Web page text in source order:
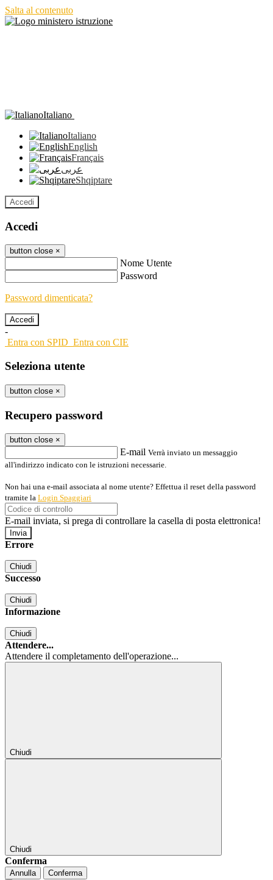
Salta al contenuto
Italiano
Italiano
English
Français
عربى
Shqiptare
Accedi
Accedi
button close ×
Nome Utente
Password
Password dimenticata?
-
Entra con SPID Entra con CIE
Seleziona utente
button close ×
Recupero password
button close ×
E-mail Verrà inviato un messaggio
all'indirizzo indicato con le istruzioni necessarie.
Non hai una e-mail associata al nome utente? Effettua il reset della password
tramite la Login Spaggiari
E-mail inviata, si prega di controllare la casella di posta elettronica!
Errore
Chiudi
Successo
Chiudi
Informazione
Chiudi
Attendere...
Attendere il completamento dell'operazione...
Chiudi
Chiudi
Conferma
Annulla Conferma